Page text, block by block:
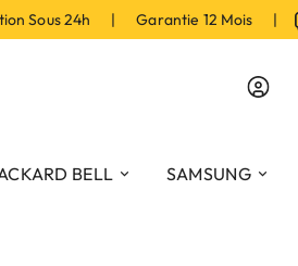
Sous 24h | Garantie 12 Mois |
BELL SAMSUNG